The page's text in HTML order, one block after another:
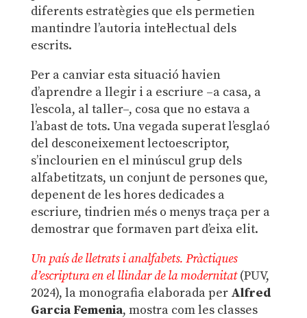
diferents estratègies que els permetien
mantindre l’autoria intel·lectual dels
escrits.
Per a canviar esta situació havien
d’aprendre a llegir i a escriure –a casa, a
l’escola, al taller–, cosa que no estava a
l’abast de tots. Una vegada superat l’esglaó
del desconeixement lectoescriptor,
s’inclourien en el minúscul grup dels
alfabetitzats, un conjunt de persones que,
depenent de les hores dedicades a
escriure, tindrien més o menys traça per a
demostrar que formaven part d’eixa elit.
Un país de lletrats i analfabets. Pràctiques
d’escriptura en el llindar de la modernitat(PUV,
2024), la monografia elaborada per Alfred
Garcia Femenia, mostra com les classes